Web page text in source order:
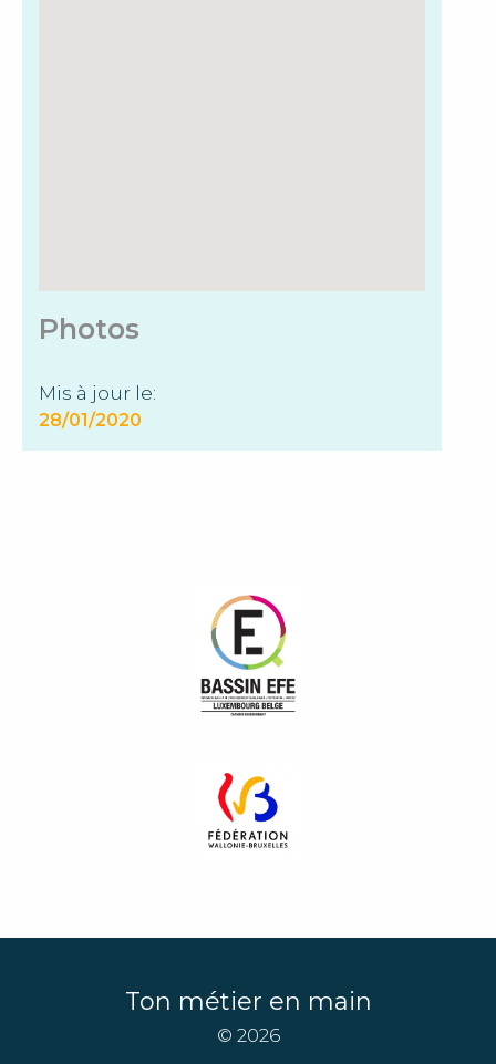
Photos
Mis à jour le:
28/01/2020
Ton métier en main
© 2026